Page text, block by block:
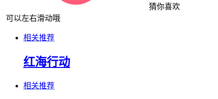
猜你喜欢
可以左右滑动哦
相关推荐
红海行动
相关推荐